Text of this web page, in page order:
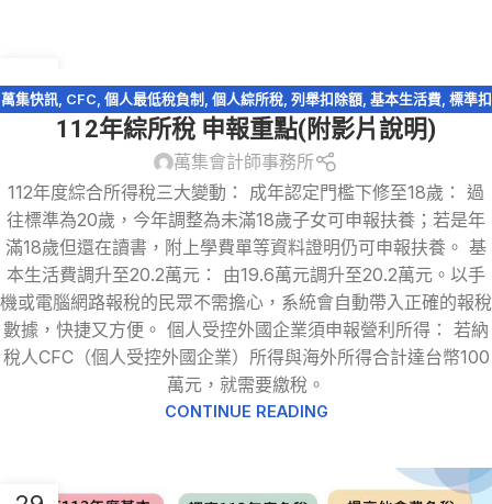
5 月
萬集快訊, CFC 個人最低稅負制 個人綜所稅, 列舉扣除額, 基本生活費, 標準扣
稅務法規 ,綜所稅免稅額, 股利收入,薪資所得特別扣除額,財產交易損益
購屋貸款利息
112年綜所稅 申報重點(附影片說明)
萬集會計師事務所
112年度綜合所得稅三大變動： 成年認定門檻下修至18歲： 過
往標準為20歲，今年調整為未滿18歲子女可申報扶養；若是年
滿18歲但還在讀書，附上學費單等資料證明仍可申報扶養。 基
本生活費調升至20.2萬元： 由19.6萬元調升至20.2萬元。以手
機或電腦網路報稅的民眾不需擔心，系統會自動帶入正確的報稅
數據，快捷又方便。 個人受控外國企業須申報營利所得： 若納
稅人CFC（個人受控外國企業）所得與海外所得合計達台幣100
萬元，就需要繳稅。
CONTINUE READING